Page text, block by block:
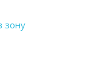
зону